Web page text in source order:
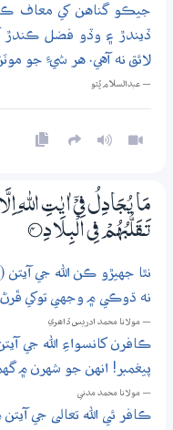
جيڪو گناهن کي معاف
ڏيندڙ ۽ وڏو فضل ڪندڙ
لائق نه آهي. هر شيءِ جو
— عبدالسلام ڀُٽو
مَا يُـجَادِلُ فِيْٓ اٰيٰتِ اللّٰهِ
تَــقَلُّبُهُمْ فِي الْبِلَادِ 4‏؀
نٿا جهيڙو ڪن الله جي
نه ڌوڪي ۾ وجهي توکي
— مولانا محمد ادريس ڏاھري
ڪافرن کانسواءِ الله جي
پيغمبر! انهن جو شهرن ۾
— مولانا محمد مدني
ڪافر ئي الله تعالى جي